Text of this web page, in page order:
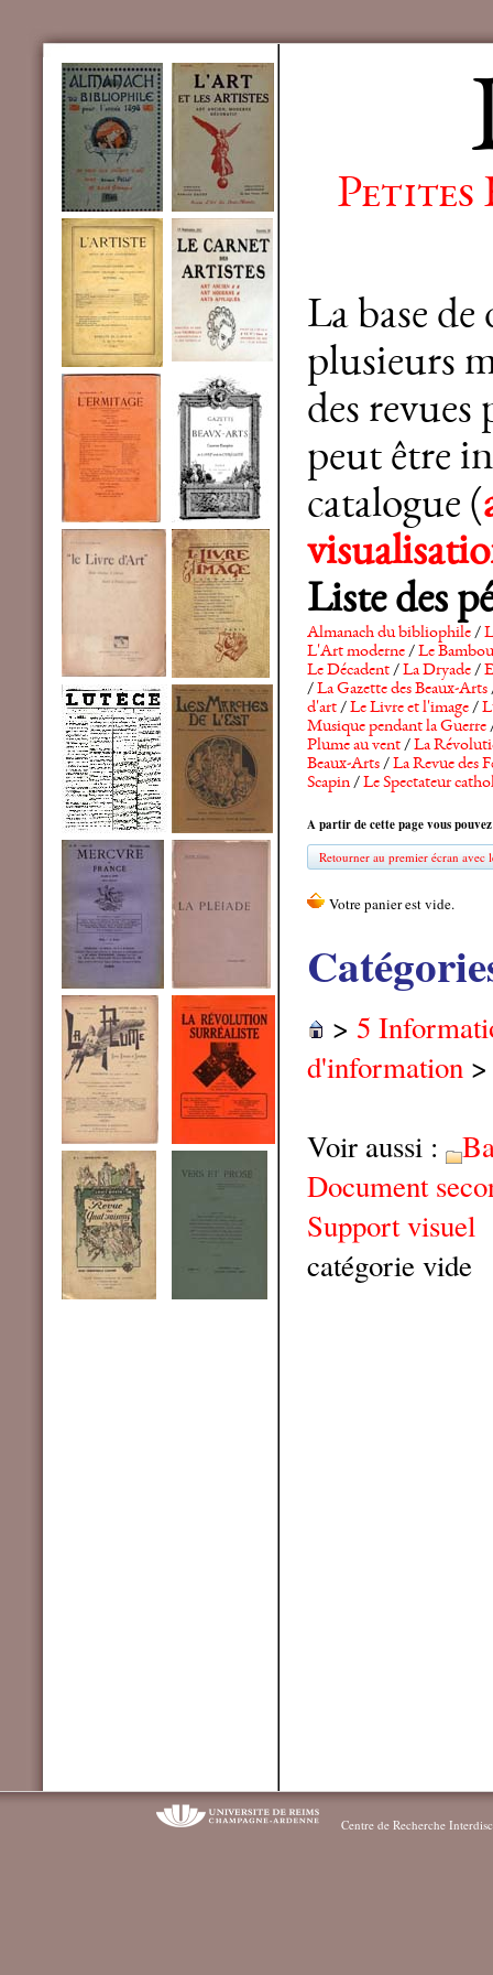
Petites
La base
plusieurs
des revues
peut être
catalogue (
Liste des
Almanach du bibliophile/
L'Art moderne/Le Bambou
Le Décadent/La Dryade/
/La Gazette des Beaux-Arts
d'art/Le Livre et l'image/
Musique pendant la Guerre
Plume au vent/La
Beaux-Arts/La Revue des
Scapin/Le Spectateur
A partir de cette page vous
Retourner au premier écran avec
> 5
d'information
Voir aussi :
Document
Support visuel
catégorie vide
Centre de Recherche